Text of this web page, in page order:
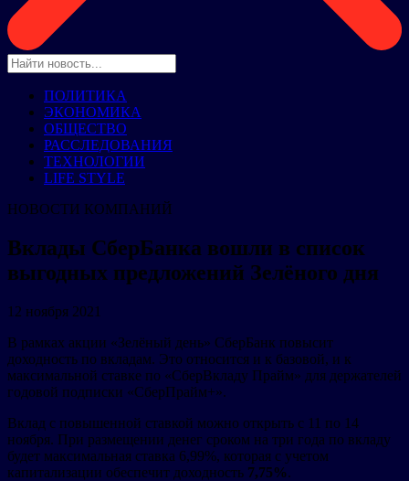
ПОЛИТИКА
ЭКОНОМИКА
ОБЩЕСТВО
РАССЛЕДОВАНИЯ
ТЕХНОЛОГИИ
LIFE STYLE
НОВОСТИ КОМПАНИЙ
Вклады СберБанка вошли в список
выгодных предложений Зелёного дня
12 ноября 2021
В рамках акции «Зелёный день» СберБанк повысит
доходность по вкладам. Это относится и к базовой, и к
максимальной ставке по «СберВкладу Прайм» для держателей
годовой подписки «СберПрайм+».
Вклад с повышенной ставкой можно открыть с 11 по 14
ноября. При размещении денег сроком на три года по вкладу
будет максимальная ставка 6,99%, которая с учетом
капитализации обеспечит доходность 7,75%.